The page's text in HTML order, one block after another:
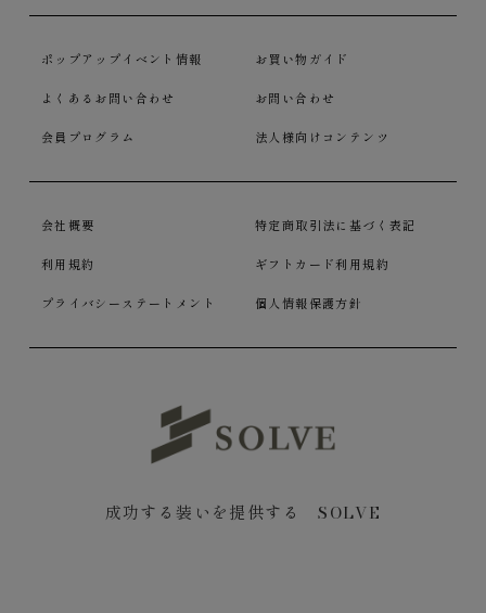
ポップアップイベント情報 お買い物ガイド
よくあるお問い合わせ お問い合わせ
会員プログラム 法人様向けコンテンツ
会社概要 特定商取引法に基づく表記
利用規約 ギフトカード利用規約
プライバシーステートメント 個人情報保護方針
成功する装いを提供する SOLVE